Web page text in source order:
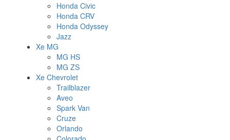
Honda Civic
Honda CRV
Honda Odyssey
Jazz
Xe MG
MG HS
MG ZS
Xe Chevrolet
Trailblazer
Aveo
Spark Van
Cruze
Orlando